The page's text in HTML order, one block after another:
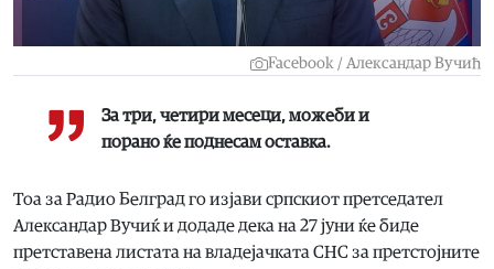
Facebook / Александар Вучић
За три, четири месеци, можеби и
порано ќе поднесам оставка.
Тоа за Радио Белград го изјави српскиот претседател
Александар Вучиќ и додаде дека на 27 јуни ќе биде
претставена листата на владејачката СНС за претстојните